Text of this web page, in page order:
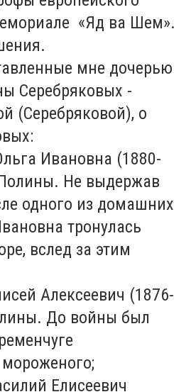
«Яд ва Шем».
мне дочерью
Серебряковых -
(Серебряковой), о
Ивановна (1880-
Не выдержав
одного из домашних
тронулась
вслед за этим
Алексеевич (1876-
До войны был
Елисеевич